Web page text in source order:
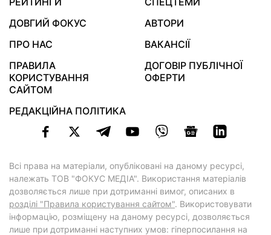
ДОВГИЙ ФОКУС
АВТОРИ
ПРО НАС
ВАКАНСІЇ
ПРАВИЛА
КОРИСТУВАННЯ
САЙТОМ
ДОГОВІР ПУБЛІЧНОЇ
ОФЕРТИ
РЕДАКЦІЙНА ПОЛІТИКА
Всі права на матеріали, опубліковані на даному ресурсі,
належать ТОВ "ФОКУС МЕДІА". Використання матеріалів
дозволяється лише при дотриманні вимог, описаних в
розділі "Правила користування сайтом". Використовувати
інформацію, розміщену на даному ресурсі, дозволяється
лише при дотриманні наступних умов: гіперпосилання на